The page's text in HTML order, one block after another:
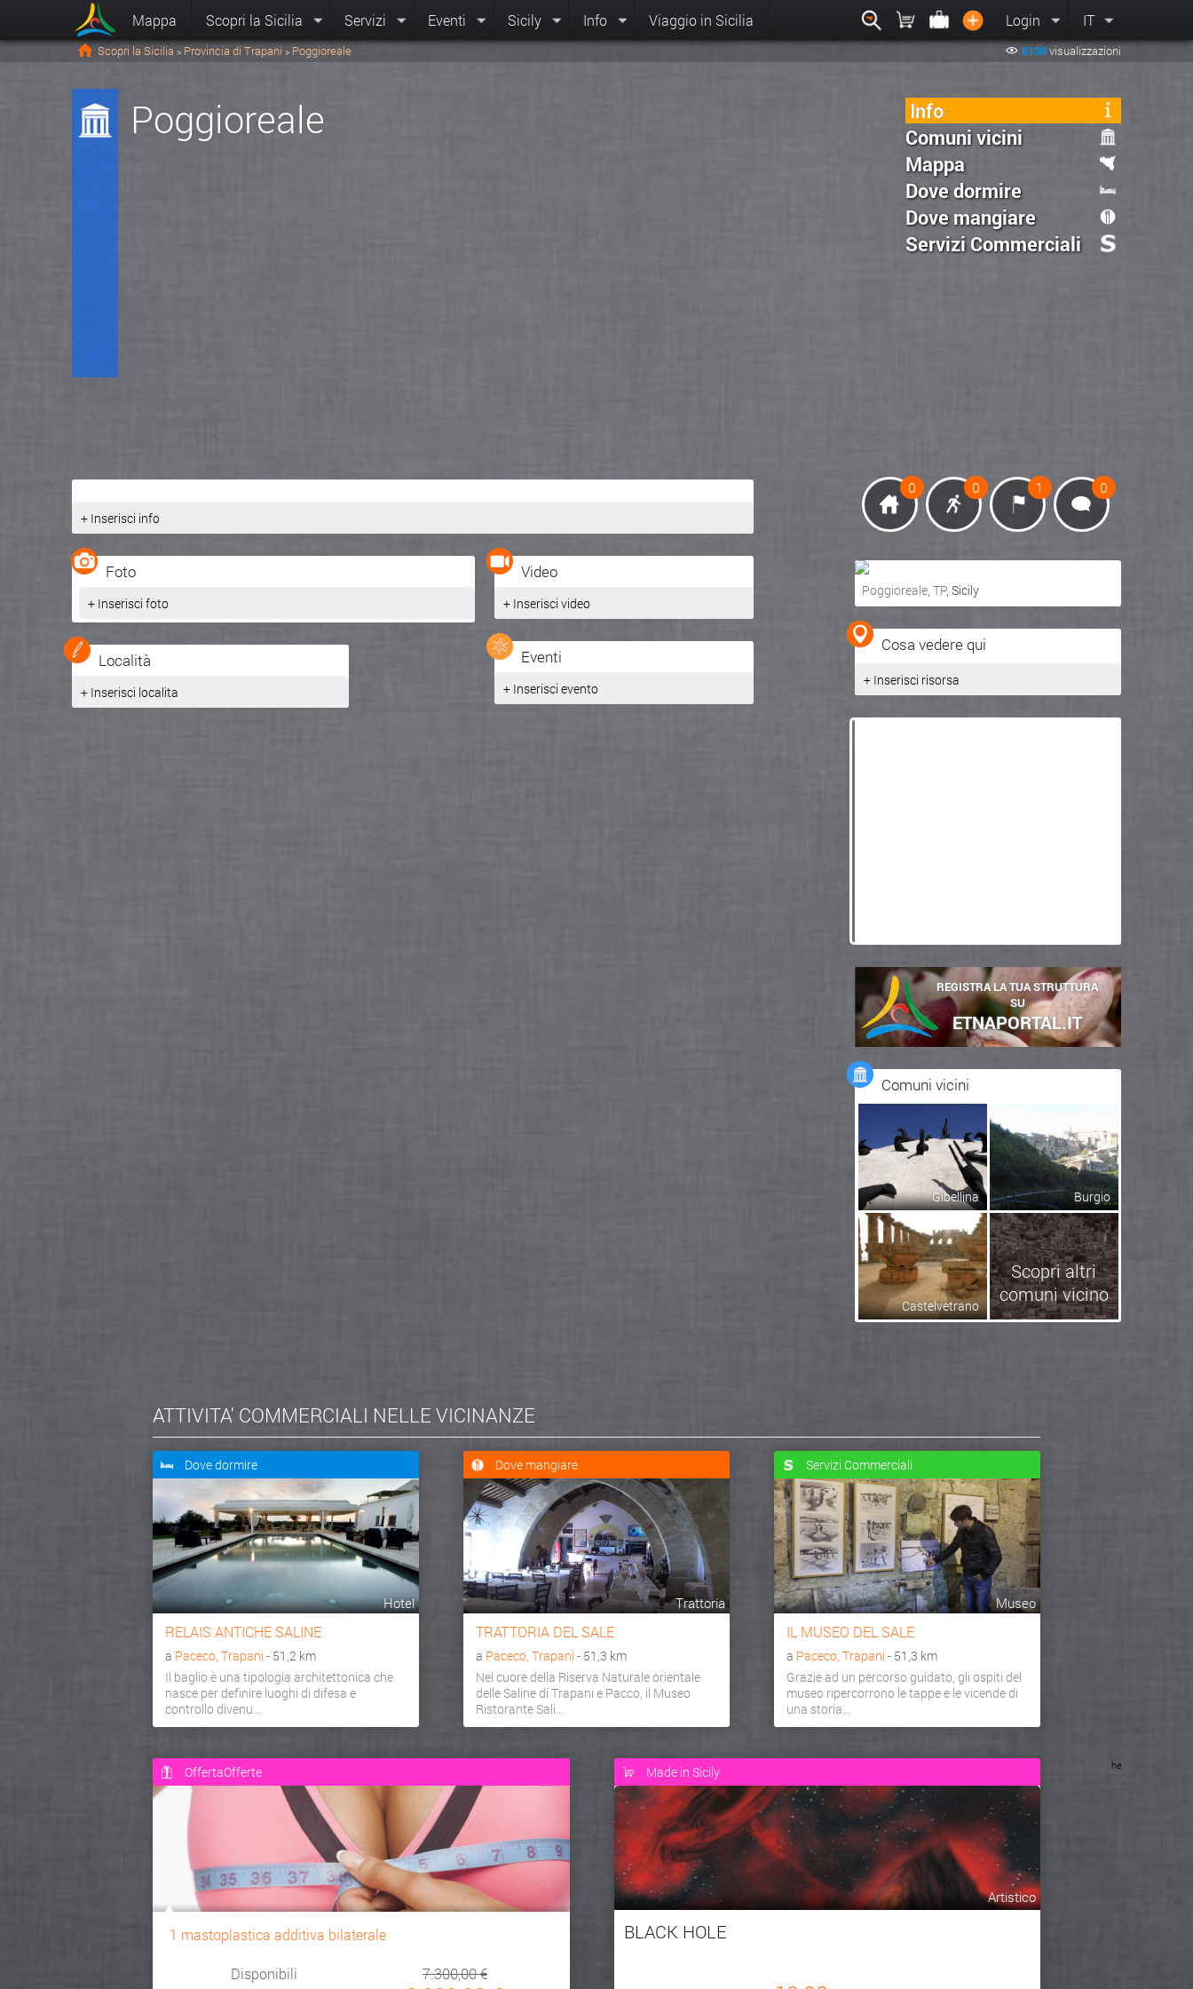
Mappa Scopri la Sicilia Servizi Eventi Sicily Info Viaggio in Sicilia Login IT
Scopri la Sicilia > Provincia di Trapani > Poggioreale 6130visualizzazioni
Poggioreale
Info
Comuni vicini
Mappa
Dove dormire
Dove mangiare
Servizi Commerciali
+ Inserisci info
Foto
+ Inserisci foto
Località
+ Inserisci localita
Video
+ Inserisci video
Eventi
+ Inserisci evento
0 0 1 0
Ottieni indicazioni stradali
Visualizza mappa
Poggioreale,TP, Sicily
Cosa vedere qui
+ Inserisci risorsa
REGISTRA LA TUA STRUTTURA
SU
ETNAPORTAL.IT
Comuni vicini
Gibellina Burgio
Castelvetrano
Scopri altri
comuni vicino
ATTIVITA' COMMERCIALI NELLE VICINANZE
Dove dormire
Hotel
RELAIS ANTICHE SALINE
a Paceco, Trapani - 51,2 km
Il baglio è una tipologia architettonica che
nasce per definire luoghi di difesa e
controllo divenu...
Dove mangiare
Trattoria
TRATTORIA DEL SALE
a Paceco, Trapani - 51,3 km
Nel cuore della Riserva Naturale orientale
delle Saline di Trapani e Pacco, il Museo
Ristorante Sali...
Servizi Commerciali
Museo
IL MUSEO DEL SALE
a Paceco, Trapani - 51,3 km
Grazie ad un percorso guidato, gli ospiti del
museo ripercorrono le tappe e le vicende di
una storia...
OffertaOfferte
1 mastoplastica additiva bilaterale
Disponibili
7.300,00 €
Made in Sicily
Artistico
BLACK HOLE
he